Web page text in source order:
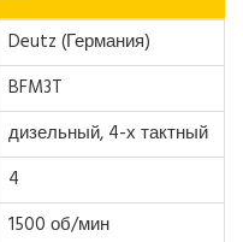
Deutz (Германия)
BFM3T
дизельный, 4-х тактный
4
1500 об/мин